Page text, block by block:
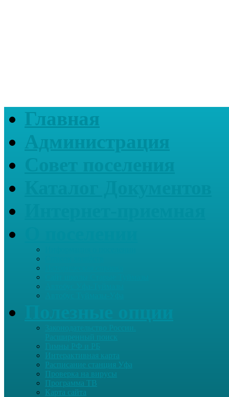
Главная
Администрация
Гимны РФ и РБ
Интерактивная карта
Расписание станция Уфа
Проверка на вирусы
Программа ТВ
Карта сайта